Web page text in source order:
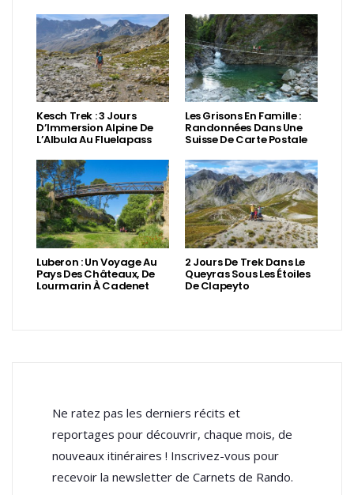
Kesch Trek : 3 Jours
D’Immersion Alpine De
L’Albula Au Fluelapass
Les Grisons En Famille :
Randonnées Dans Une
Suisse De Carte Postale
Luberon : Un Voyage Au
Pays Des Châteaux, De
Lourmarin À Cadenet
2 Jours De Trek Dans Le
Queyras Sous Les Étoiles
De Clapeyto
Ne ratez pas les derniers récits et
reportages pour découvrir, chaque mois, de
nouveaux itinéraires ! Inscrivez-vous pour
recevoir la newsletter de Carnets de Rando.